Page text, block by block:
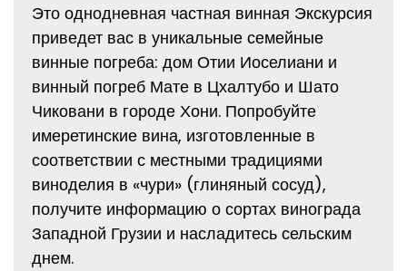
Это однодневная частная винная Экскурсия
приведет вас в уникальные семейные
винные погреба: дом Отии Иоселиани и
винный погреб Мате в Цхалтубо и Шато
Чиковани в городе Хони. Попробуйте
имеретинские вина, изготовленные в
соответствии с местными традициями
виноделия в «чури» (глиняный сосуд),
получите информацию о сортах винограда
Западной Грузии и насладитесь сельским
днем.